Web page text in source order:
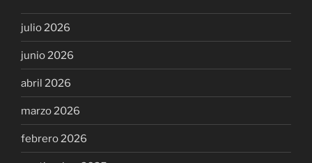
julio 2026
junio 2026
abril 2026
marzo 2026
febrero 2026